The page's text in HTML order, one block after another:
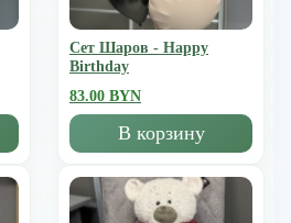
Сет Шаров - Happy
Birthday
83.00 BYN
В корзину